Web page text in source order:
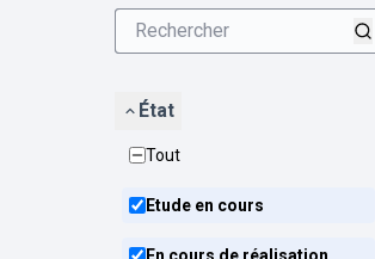
État
Tout
Etude en cours